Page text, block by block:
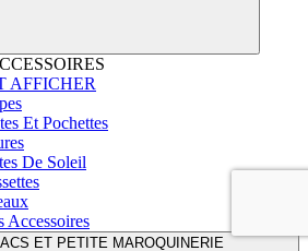
AFFICHER
Et Pochettes
De Soleil
Accessoires
ET PETITE MAROQUINERIE